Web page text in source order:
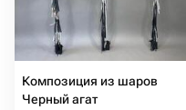
Композиция из шаров
Черный агат